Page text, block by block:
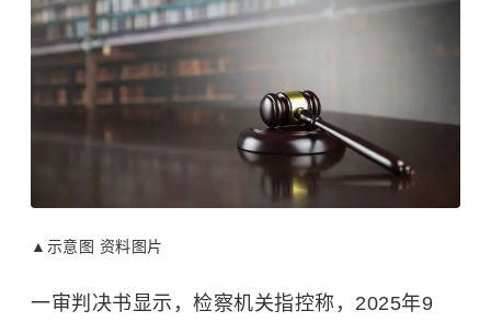
▲示意图 资料图片
一审判决书显示，检察机关指控称，2025年9